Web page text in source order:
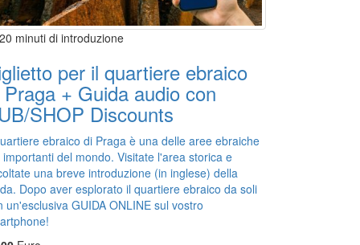
minuti di introduzione
per il quartiere ebraico
+ Guida audio con
SHOP Discounts
ebraico di Praga è una delle aree ebraiche
importanti del mondo. Visitate l'area storica e
una breve introduzione (in inglese) della
Dopo aver esplorato il quartiere ebraico da soli
un'esclusiva GUIDA ONLINE sul vostro